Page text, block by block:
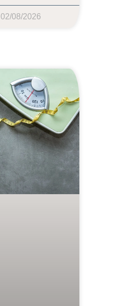
02/08/2026